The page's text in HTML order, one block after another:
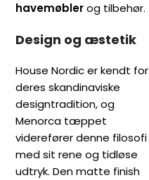
havemøblerog tilbehør.
Design og æstetik
House Nordic er kendt for
deres skandinaviske
designtradition, og
Menorca tæppet
viderefører denne filosofi
med sit rene og tidløse
udtryk. Den matte finish